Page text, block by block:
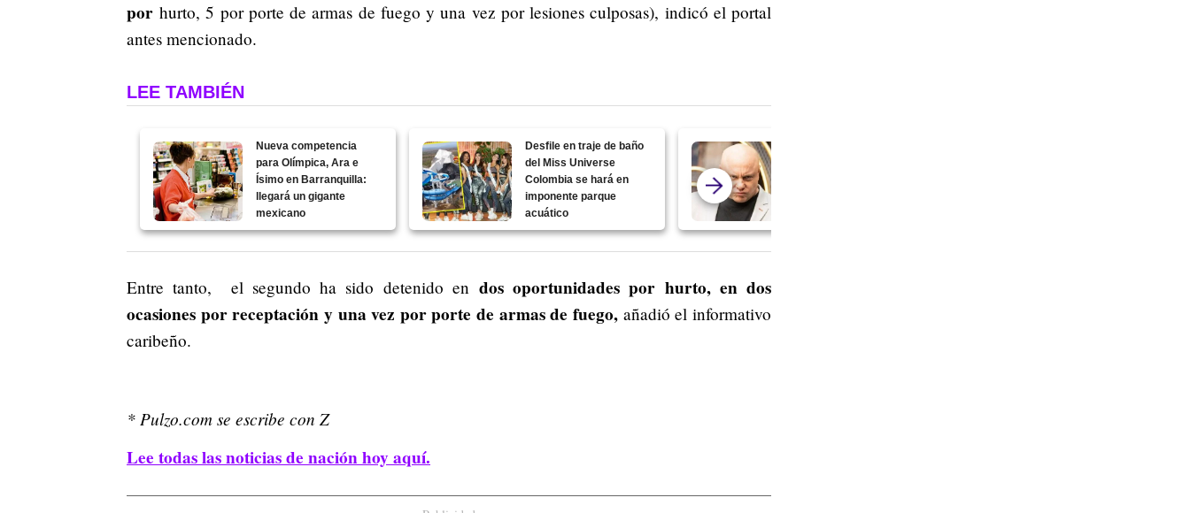
por hurto, 5 por porte de armas de fuego y una vez por lesiones culposas), indicó el portal
antes mencionado.
LEE TAMBIÉN
Nueva competencia
para Olímpica, Ara e
Ísimo en Barranquilla:
llegará un gigante
mexicano
Desfile en traje de baño
del Miss Universe
Colombia se hará en
imponente parque
acuático
Entre tanto, el segundo ha sido detenido endos oportunidades por hurto, en dos
ocasiones por receptación y una vez por porte de armas de fuego, añadió el informativo
caribeño.
* Pulzo.com se escribe con Z
Lee todas las noticias de nación hoy aquí.